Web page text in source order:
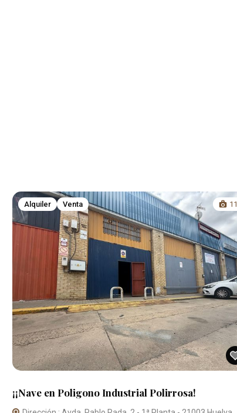
Alquiler Venta 11
¡¡Nave en Poligono Industrial Polirrosa!